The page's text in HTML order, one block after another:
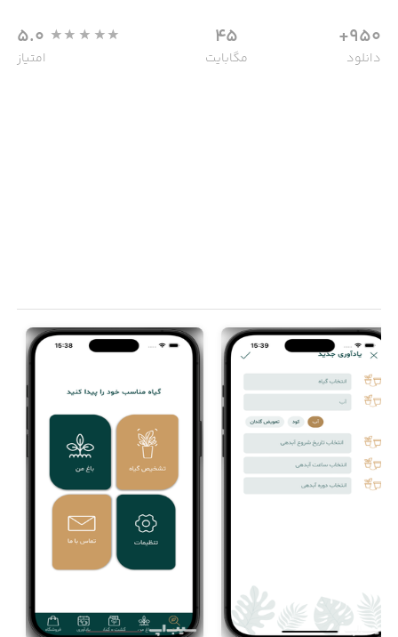
950+
دانلود
45
مگابایت
5.0
امتیاز